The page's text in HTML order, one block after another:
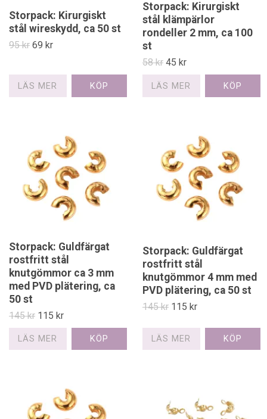
Storpack: Kirurgiskt
stål wireskydd, ca 50 st
95 kr 69 kr
LÄS MER
Storpack: Kirurgiskt
stål klämpärlor
rondeller 2 mm, ca 100
st
58 kr 45 kr
LÄS MER
Storpack: Guldfärgat
rostfritt stål
knutgömmor ca 3 mm
med PVD plätering, ca
50 st
145 kr 115 kr
LÄS MER
Storpack: Guldfärgat
rostfritt stål
knutgömmor 4 mm med
PVD plätering, ca 50 st
145 kr 115 kr
LÄS MER